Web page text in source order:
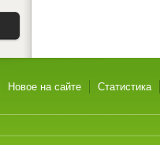
Новое на сайте Статистика